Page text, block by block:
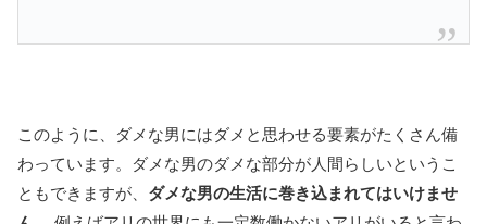
このように、ダメな男にはダメと思わせる要素がたくさん備
わっています。ダメな男のダメな部分が人間らしいというこ
ともできますが、 ダメな男の生活に巻き込まれてはいけませ